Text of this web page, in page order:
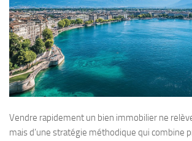
Vendre rapidement un bien immobilier ne
mais d’une stratégie méthodique qui combine